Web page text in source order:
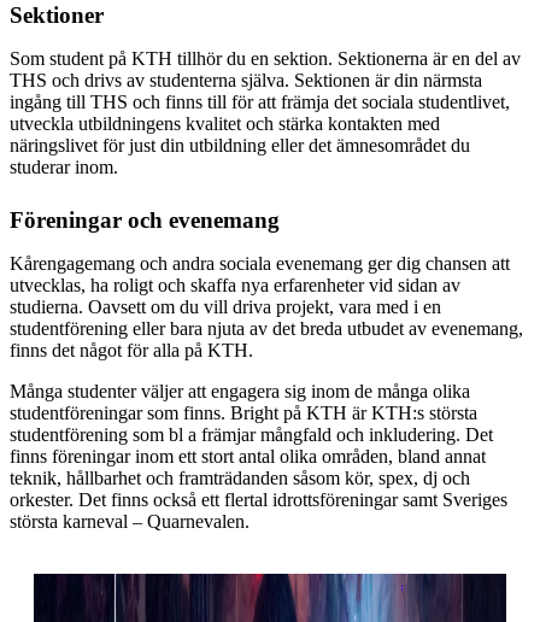
Sektioner
Som student på KTH tillhör du en sektion. Sektionerna är en del av
THS och drivs av studenterna själva. Sektionen är din närmsta
ingång till THS och finns till för att främja det sociala studentlivet,
utveckla utbildningens kvalitet och stärka kontakten med
näringslivet för just din utbildning eller det ämnesområdet du
studerar inom.
Föreningar och evenemang
Kårengagemang och andra sociala evenemang ger dig chansen att
utvecklas, ha roligt och skaffa nya erfarenheter vid sidan av
studierna. Oavsett om du vill driva projekt, vara med i en
studentförening eller bara njuta av det breda utbudet av evenemang,
finns det något för alla på KTH.
Många studenter väljer att engagera sig inom de många olika
studentföreningar som finns. Bright på KTH är KTH:s största
studentförening som bl a främjar mångfald och inkludering. Det
finns föreningar inom ett stort antal olika områden, bland annat
teknik, hållbarhet och framträdanden såsom kör, spex, dj och
orkester. Det finns också ett flertal idrottsföreningar samt Sveriges
största karneval – Quarnevalen.